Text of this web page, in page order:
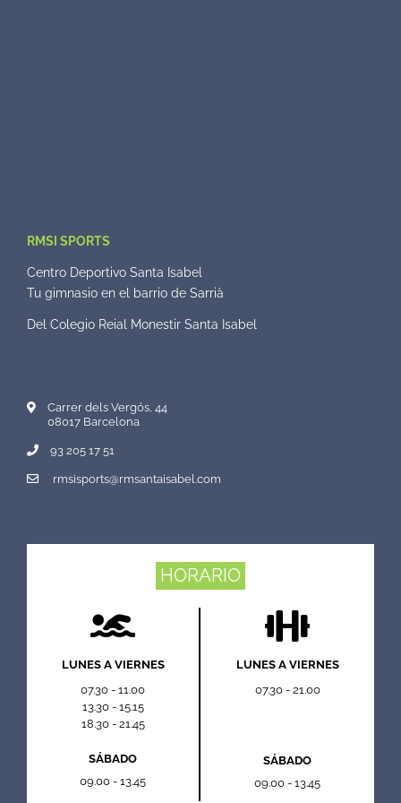
RMSI SPORTS
Centro Deportivo Santa Isabel
Tu gimnasio en el barrio de Sarrià
Del Colegio Reial Monestir Santa Isabel
Carrer dels Vergós, 44
08017 Barcelona
93 205 17 51
rmsisports@rmsantaisabel.com
HORARIO
LUNES A VIERNES
07.30 - 11.00
13.30 - 15.15
18.30 - 21.45
SÁBADO
09.00 - 13.45
LUNES A VIERNES
07.30 - 21.00
SÁBADO
09.00 - 13.45